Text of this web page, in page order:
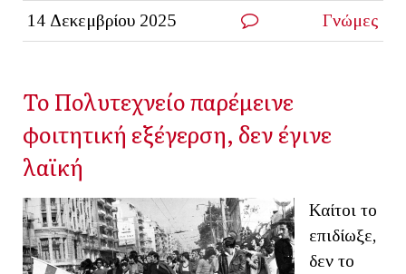
14 Δεκεμβρίου 2025 Γνώμες
Το Πολυτεχνείο παρέμεινε
φοιτητική εξέγερση, δεν έγινε
λαϊκή
Καίτοι το
επιδίωξε,
δεν το